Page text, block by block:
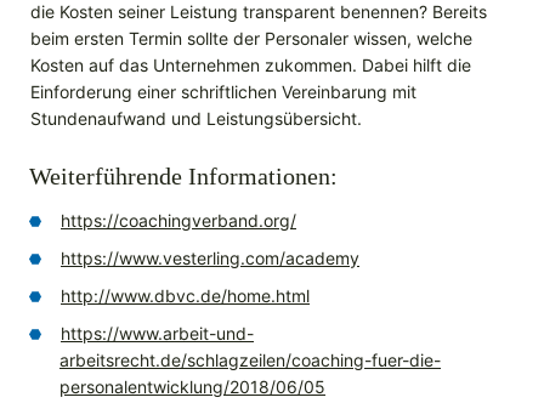
die Kosten seiner Leistung transparent benennen? Bereits
beim ersten Termin sollte der Personaler wissen, welche
Kosten auf das Unternehmen zukommen. Dabei hilft die
Einforderung einer schriftlichen Vereinbarung mit
Stundenaufwand und Leistungsübersicht.
Weiterführende Informationen:
https://coachingverband.org/
https://www.vesterling.com/academy
http://www.dbvc.de/home.html
https://www.arbeit-und-
arbeitsrecht.de/schlagzeilen/coaching-fuer-die-
personalentwicklung/2018/06/05